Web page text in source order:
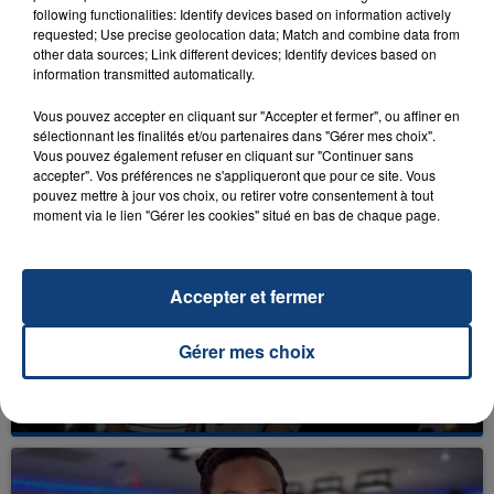
29 juillet 2022
CONTACT FM EST TOUJOURS LA 1ÈRE
FRANCE
LE RÉVEIL DU #GRAND NORD, EN DIRECT
following functionalities: Identify devices based on information actively
requested; Use precise geolocation data; Match and combine data from
other data sources; Link different devices; Identify devices based on
information transmitted automatically.
Vous pouvez accepter en cliquant sur "Accepter et fermer", ou affiner en
sélectionnant les finalités et/ou partenaires dans "Gérer mes choix".
Vous pouvez également refuser en cliquant sur "Continuer sans
accepter". Vos préférences ne s'appliqueront que pour ce site. Vous
pouvez mettre à jour vos choix, ou retirer votre consentement à tout
moment via le lien "Gérer les cookies" situé en bas de chaque page.
Gérer mes choix
Accepter et fermer